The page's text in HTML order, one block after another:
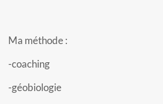
Ma méthode :
-coaching
-géobiologie